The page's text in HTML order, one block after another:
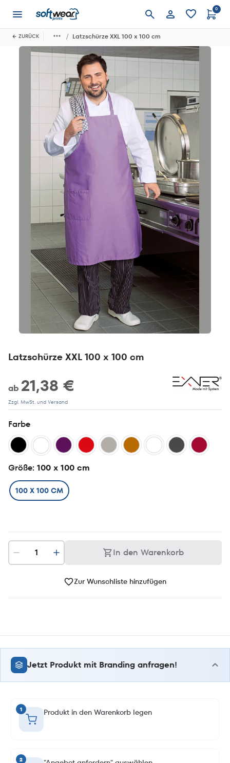
Anmelden
0
ZURÜCK Latzschürze XXL 100 x 100 cm
Latzschürze XXL 100 x 100 cm
ab 21,38 €
Zzgl. MwSt. und Versand
Farbe
Größe: 100 x 100 cm
100 X 100 CM
In den Warenkorb
Zur Wunschliste hinzufügen
Jetzt Produkt mit Branding anfragen!
1 Produkt in den Warenkorb legen
2